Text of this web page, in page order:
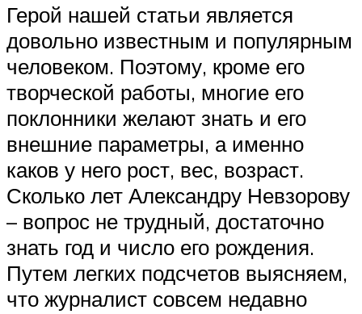
Герой нашей статьи является
довольно известным и популярным
человеком. Поэтому, кроме его
творческой работы, многие его
поклонники желают знать и его
внешние параметры, а именно
каков у него рост, вес, возраст.
Сколько лет Александру Невзорову
– вопрос не трудный, достаточно
знать год и число его рождения.
Путем легких подсчетов выясняем,
что журналист совсем недавно